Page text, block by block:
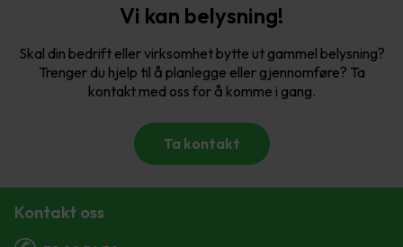
Vi kan belysning!
Skal din bedrift eller virksomhet bytte ut gammel belysning?
Trenger du hjelp til å planlegge eller gjennomføre? Ta
kontakt med oss for å komme i gang.
Ta kontakt
Kontakt oss